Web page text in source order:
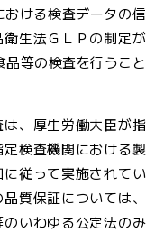
ける検査データの信
生法ＧＬＰの制定が
品等の検査を行うこと
、厚生労働大臣が指
検査機関における製
従って実施されてい
質保証については、
いわゆる公定法のみ